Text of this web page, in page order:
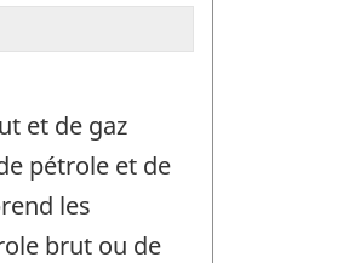
et de gaz
pétrole et de
les
brut ou de